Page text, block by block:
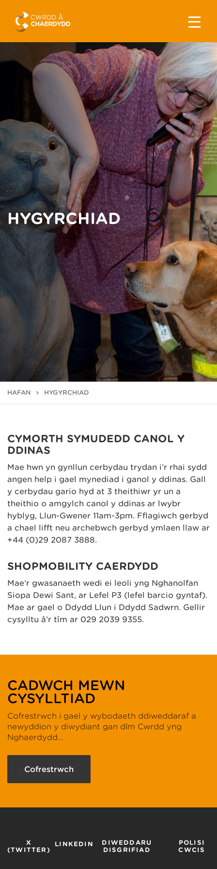
HYGYRCHIAD
HAFAN HYGYRCHIAD
CYMORTH SYMUDEDD CANOL Y
DDINAS
Mae hwn yn gynllun cerbydau trydan i’r rhai sydd
angen help i gael mynediad i ganol y ddinas. Gall
y cerbydau gario hyd at 3 theithiwr yr un a
theithio o amgylch canol y ddinas ar lwybr
hyblyg, Llun-Gwener 11am-3pm. Fflagiwch gerbyd
a chael lifft neu archebwch gerbyd ymlaen llaw ar
+44 (0)29 2087 3888.
SHOPMOBILITY CAERDYDD
Mae’r gwasanaeth wedi ei leoli yng Nghanolfan
Siopa Dewi Sant, ar Lefel P3 (lefel barcio gyntaf).
Mae ar gael o Ddydd Llun i Ddydd Sadwrn. Gellir
cysylltu â’r tîm ar 029 2039 9355.
CADWCH MEWN
CYSYLLTIAD
Cofrestrwch i gael y wybodaeth ddiweddaraf a
newyddion y diwydiant gan dîm Cwrdd yng
Nghaerdydd…
Cofrestrwch
X
(TWITTER)
LINKEDIN
DIWEDDARU
DISGRIFIAD
POLISI
CWCIS